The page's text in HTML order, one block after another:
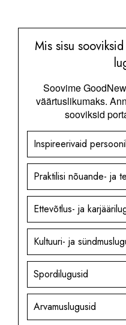
Mis sisu
Soovime
väärtuslikumaks.
sooviksid
Inspireerivaid
Praktilisi nõuande- ja
Ettevõtlus- ja
Kultuuri- ja
Spordilugusid
Arvamuslugusid